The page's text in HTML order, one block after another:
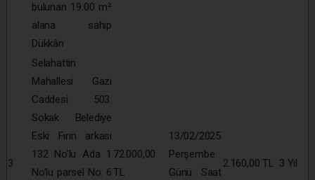
bulunan 19.00 m²
alana sahip
Dükkân
3
Selahattin
Mahallesi Gazi
Caddesi 503.
Sokak Belediye
Eski Fırın arkası
132 No’lu Ada 1
No’lu parsel No: 6
72.000,00
TL
13/02/2025
Perşembe
Günü Saat
2.160,00 TL 3 Yıl